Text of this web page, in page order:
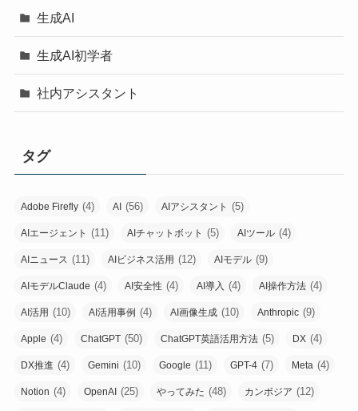
生成AI
生成AI初学者
社内アシスタント
タグ
Adobe Firefly (4) AI (56) AIアシスタント (5)
AIエージェント (11) AIチャットボット (5) AIツール (4)
AIニュース (11) AIビジネス活用 (12) AIモデル (9)
AIモデルClaude (4) AI安全性 (4) AI導入 (4) AI操作方法 (4)
AI活用 (10) AI活用事例 (4) AI画像生成 (10) Anthropic (9)
Apple (4) ChatGPT (50) ChatGPT英語活用方法 (5) DX (4)
DX推進 (4) Gemini (10) Google (11) GPT-4 (7) Meta (4)
Notion (4) OpenAI (25) やってみた (48) カンボジア (12)